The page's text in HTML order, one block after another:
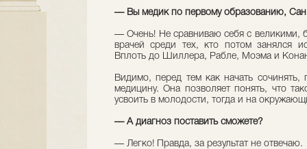
–– Вы медик по первому образованию,
–– Очень! Не сравниваю себя с великими,
врачей среди тех, кто потом занялся
Вплоть до Шиллера, Рабле, Моэма и
Видимо, перед тем как начать сочинять,
медицину. Она позволяет понять, что
усвоить в молодости, тогда и на
–– А диагноз поставить сможете?
–– Легко! Правда, за результат не отвечаю.